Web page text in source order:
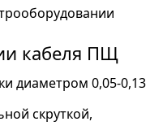
кабеля ПЩ
диаметром 0,05-0,13
скруткой,